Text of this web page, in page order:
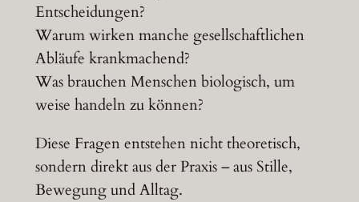
Entscheidungen?
Warum wirken manche gesellschaftlichen
Abläufe krankmachend?
Was brauchen Menschen biologisch, um
weise handeln zu können?
Diese Fragen entstehen nicht theoretisch,
sondern direkt aus der Praxis – aus Stille,
Bewegung und Alltag.